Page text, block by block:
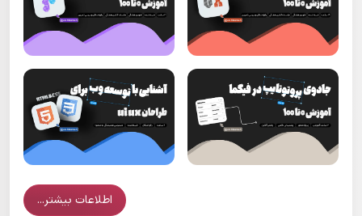
اطلاعات بیشتر...